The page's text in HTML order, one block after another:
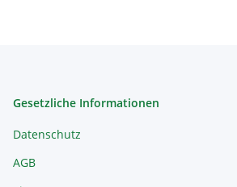
Gesetzliche Informationen
Datenschutz
AGB